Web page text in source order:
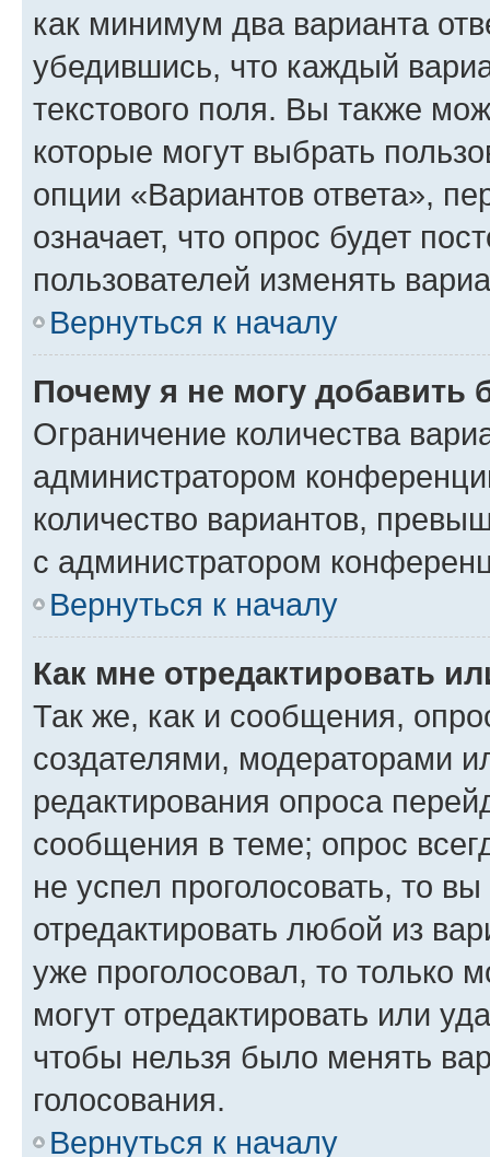
как минимум два варианта
убедившись, что каждый
текстового поля. Вы также
которые могут выбрать
опции «Вариантов ответа»,
означает, что опрос будет
пользователей изменять
Вернуться к началу
Почему я не могу добавить
Ограничение количества
администратором
количество вариантов,
с администратором
Вернуться к началу
Как мне отредактировать
Так же, как и сообщения,
создателями, модераторами
редактирования опроса
сообщения в теме; опрос
не успел проголосовать, то
отредактировать любой из
уже проголосовал, то только
могут отредактировать или
чтобы нельзя было менять
голосования.
Вернуться к началу